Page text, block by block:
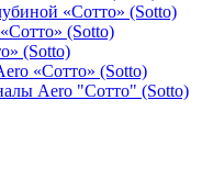
«Сотто» (Sotto)
(Sotto)
(Sotto)
«Сотто» (Sotto)
Aero "Сотто" (Sotto)